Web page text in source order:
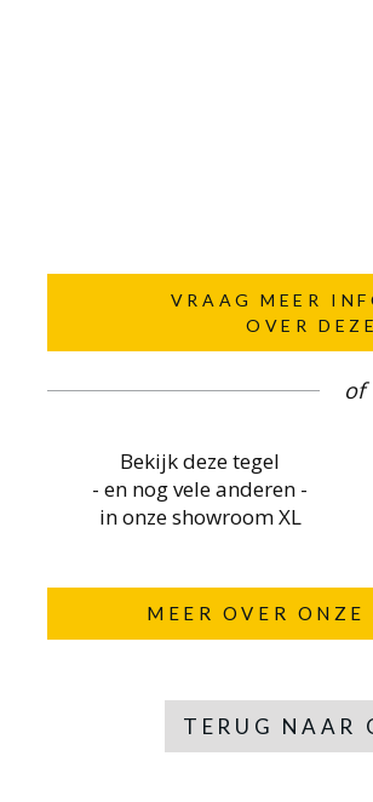
VRAAG MEER
OVER
of
Bekijk deze tegel
- en nog vele anderen -
in onze showroom XL
MEER OVER ONZE
TERUG NAAR